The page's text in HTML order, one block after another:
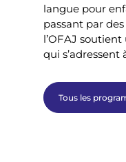
langue pour
passant par
l’OFAJ
qui s’adressent
Tous les